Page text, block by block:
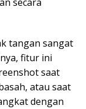
tangan sangat
fitur ini
saat
atau saat
dengan